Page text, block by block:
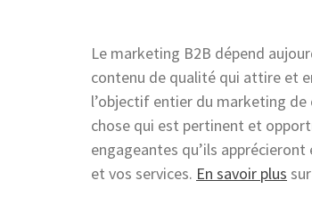
Le marketing B2B dépend
contenu de qualité qui attire et
l’objectif entier du marketing
chose qui est pertinent et
engageantes qu’ils
et vos services. En savoir plus